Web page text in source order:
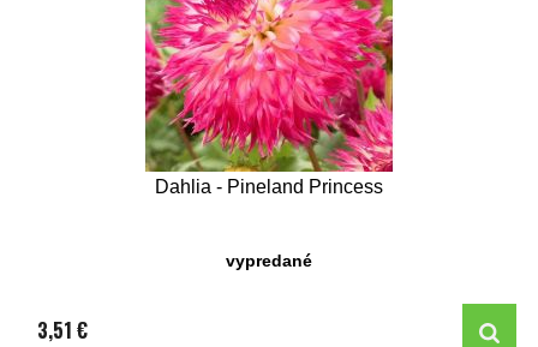
Dahlia - Pineland Princess
vypredané
3,51 €